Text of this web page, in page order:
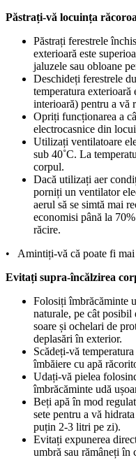
Păstrați-vă locuința
Păstrați ferestrele
exterioară este
jaluzele sau obloane
Deschideți ferestrele
temperatura exterioară
interioară) pentru a vă
Opriți funcționarea a
electrocasnice din
Utilizați ventilatoare
sub 40˚C. La
corpul.
Dacă utilizați aer
porniți un ventilator
aerul să se simtă mai
economisi până la
răcire.
• Amintiți-vă că poate fi mai
Evitați supra-încălzirea
Folosiți îmbrăcăminte
naturale, pe cât
soare și ochelari de
deplasări în exterior.
Scădeți-vă
îmbăiere cu apă
Udați-vă pielea
îmbrăcăminte udă
Beți apă în mod
sete pentru a vă
puțin 2-3 litri pe zi).
Evitați expunerea
umbră sau rămâneți în